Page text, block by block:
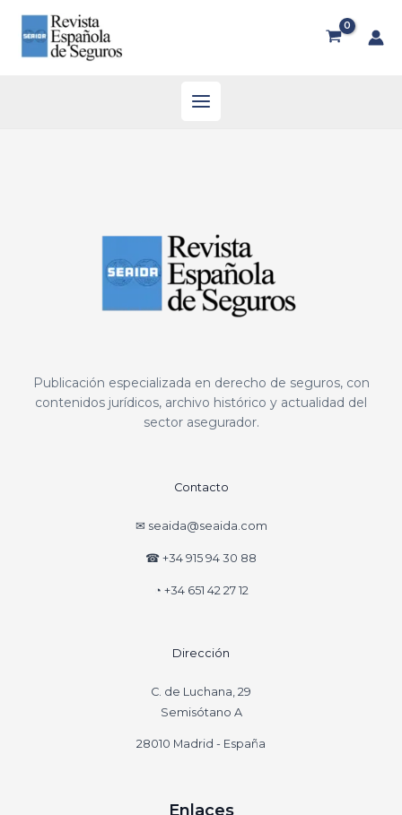
Publicación especializada en derecho de seguros, con
contenidos jurídicos, archivo histórico y actualidad del
sector asegurador.
Contacto
✉ seaida@seaida.com
☎ +34 915 94 30 88
◔ +34 651 42 27 12
Dirección
C. de Luchana, 29
Semisótano A
28010 Madrid - España
Enlaces